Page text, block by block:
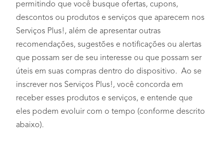
permitindo que você busque ofertas, cupons,
descontos ou produtos e serviços que aparecem nos
Serviços Plus!, além de apresentar outras
recomendações, sugestões e notificações ou alertas
que possam ser de seu interesse ou que possam ser
úteis em suas compras dentro do dispositivo. Ao se
inscrever nos Serviços Plus!, você concorda em
receber esses produtos e serviços, e entende que
eles podem evoluir com o tempo (conforme descrito
abaixo).